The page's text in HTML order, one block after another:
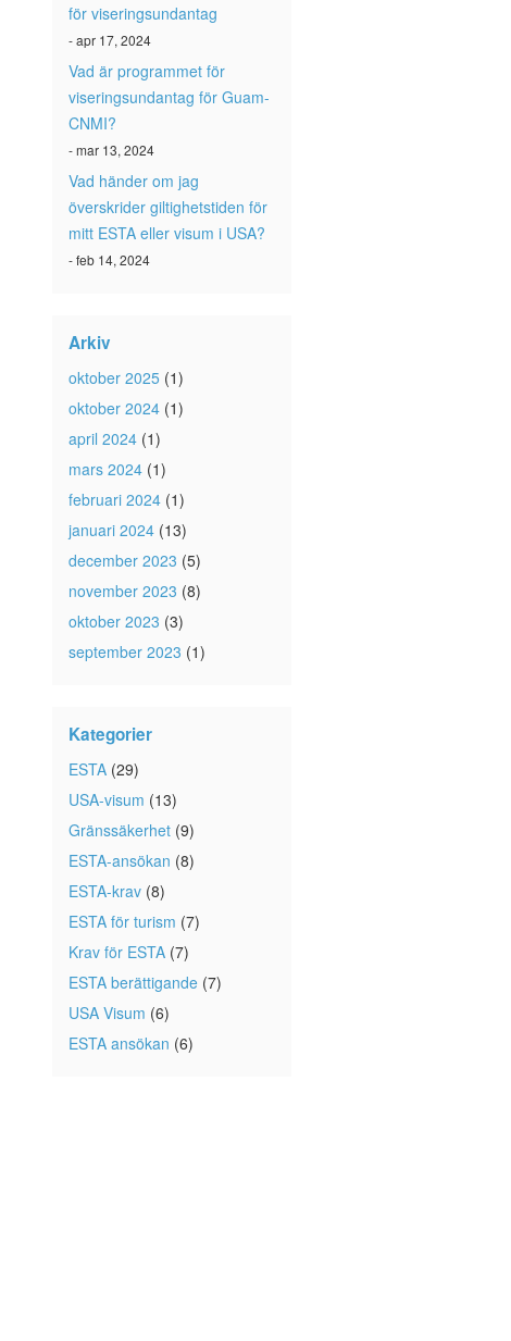
för viseringsundantag
- apr 17, 2024
Vad är programmet för
viseringsundantag för Guam-
CNMI?
- mar 13, 2024
Vad händer om jag
överskrider giltighetstiden för
mitt ESTA eller visum i USA?
- feb 14, 2024
Arkiv
oktober 2025 (1)
oktober 2024 (1)
april 2024 (1)
mars 2024 (1)
februari 2024 (1)
januari 2024 (13)
december 2023 (5)
november 2023 (8)
oktober 2023 (3)
september 2023 (1)
Kategorier
ESTA (29)
USA-visum (13)
Gränssäkerhet (9)
ESTA-ansökan (8)
ESTA-krav (8)
ESTA för turism (7)
Krav för ESTA (7)
ESTA berättigande (7)
USA Visum (6)
ESTA ansökan (6)